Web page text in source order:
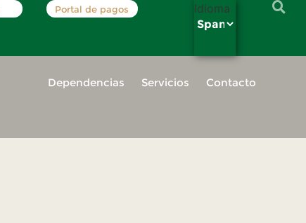
Portal de pagos Idioma
Dependencias Servicios Contacto